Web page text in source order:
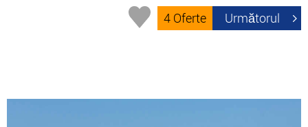
4 Oferte Următorul